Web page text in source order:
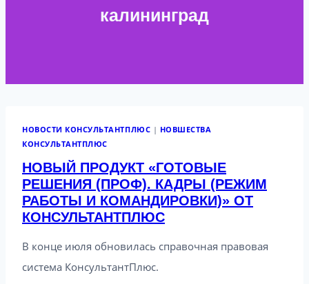
калининград
НОВОСТИ КОНСУЛЬТАНТПЛЮС | НОВШЕСТВА
КОНСУЛЬТАНТПЛЮС
НОВЫЙ ПРОДУКТ «ГОТОВЫЕ
РЕШЕНИЯ (ПРОФ). КАДРЫ (РЕЖИМ
РАБОТЫ И КОМАНДИРОВКИ)» ОТ
КОНСУЛЬТАНТПЛЮС
В конце июля обновилась справочная правовая
система КонсультантПлюс.